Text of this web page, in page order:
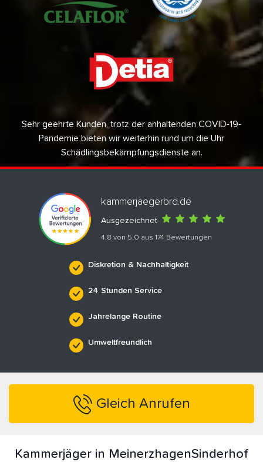
Sehr geehrte Kunden, trotz der anhaltenden COVID-19-
Pandemie bieten wir weiterhin rund um die Uhr
Schädlingsbekämpfungsdienste an.
kammerjaegerbrd.de
Ausgezeichnet
4,8 von 5,0 aus 174 Bewertungen
Diskretion & Nachhaltigkeit
24 Stunden Service
Jahrelange Routine
Umweltfreundlich
Gleich Anrufen
Kammerjäger in MeinerzhagenSinderhof